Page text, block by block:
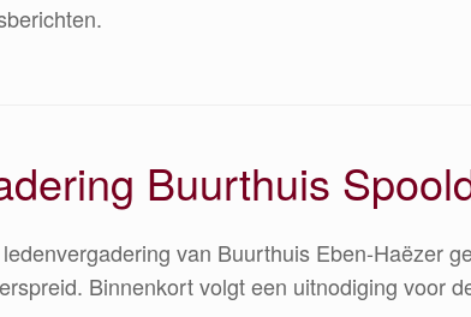
Buurthuis
van Buurthuis Eben-Haëzer
Binnenkort volgt een uitnodiging voor